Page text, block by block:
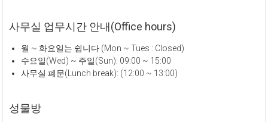
사무실 업무시간 안내(Office hours)
월 ~ 화요일는 쉽니다 (Mon ~ Tues : Closed)
수요일(Wed) ~ 주일(Sun): 09:00 ~ 15:00
사무실 폐문(Lunch break): (12:00 ~ 13:00)
성물방